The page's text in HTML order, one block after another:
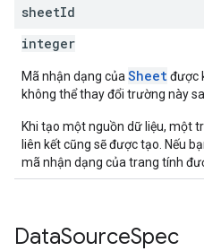
sheetId
integer
Mã nhận dạng của Sheetđược
không thể thay đổi trường này
Khi tạo một nguồn dữ liệu, một
liên kết cũng sẽ được tạo. Nếu
mã nhận dạng của trang tính
DataSourceSpec